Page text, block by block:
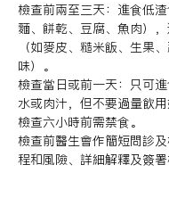
檢查前兩至三天：進食低
麵、餅乾、豆腐、魚肉）
（如麥皮、糙米飯、生果
味）。
檢查當日或前一天：只可
水或肉汁，但不要過量飲
檢查六小時前需禁食。
檢查前醫生會作簡短問診
程和風險、詳細解釋及簽署